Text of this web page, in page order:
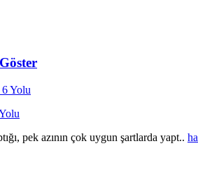
pek azının çok uygun şartlarda yapt..